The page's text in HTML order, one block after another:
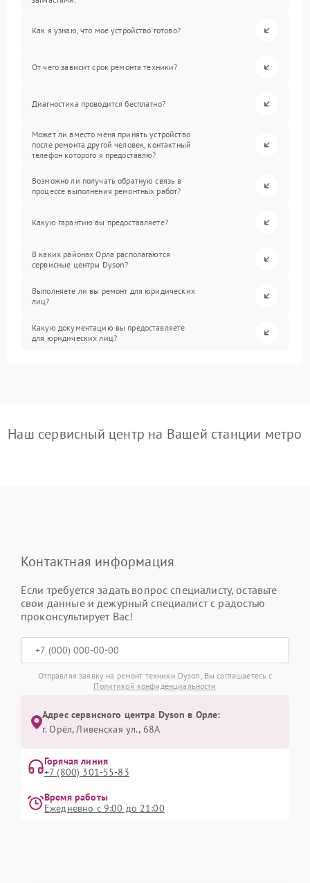
Как я узнаю, что мое устройство готово?
От чего зависит срок ремонта техники?
Диагностика проводится бесплатно?
Может ли вместо меня принять устройство
после ремонта другой человек, контактный
телефон которого я предоставлю?
Возможно ли получать обратную связь в
процессе выполнения ремонтных работ?
Какую гарантию вы предоставляете?
В каких районах Орла располагаются
сервисные центры Dyson?
Выполняете ли вы ремонт для юридических
лиц?
Какую документацию вы предоставляете
для юридических лиц?
Наш сервисный центр на Вашей станции метро
Контактная информация
Если требуется задать вопрос специалисту, оставьте
свои данные и дежурный специалист с радостью
проконсультирует Вас!
Отправляя заявку на ремонт техники Dyson, Вы соглашаетесь с
Политикой конфиденциальности
Адрес сервисного центра Dyson в Орле:
г. Орёл, Ливенская ул., 68А
Горячая линия
+7 (800) 301-55-83
Время работы
Ежедневно с 9:00 до 21:00